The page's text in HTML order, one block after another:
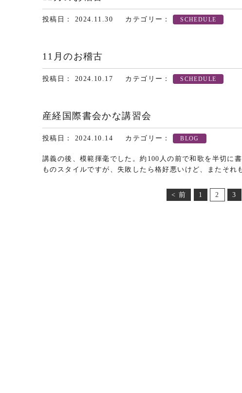
投稿日： 2024.11.30 カテゴリー： SCHEDULE
11月のお稽古
投稿日： 2024.10.17 カテゴリー： SCHEDULE
産経国際書会かな講習会
投稿日： 2024.10.14 カテゴリー： BLOG
講義の後、模範揮毫でした。約100人の前で和歌を半切に
ものスタイルですが、失敗したら格好悪いけど、またそれ
< 前 1 2 3